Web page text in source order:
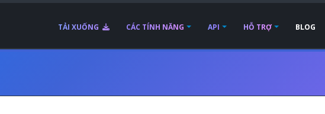
TẢI XUỐNG CÁC TÍNH NĂNG API HỖ TRỢ BLOG